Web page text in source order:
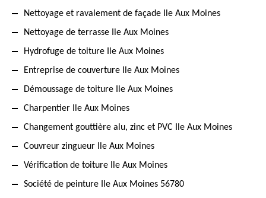
Nettoyage et ravalement de façade Ile Aux Moines
Nettoyage de terrasse Ile Aux Moines
Hydrofuge de toiture Ile Aux Moines
Entreprise de couverture Ile Aux Moines
Démoussage de toiture Ile Aux Moines
Charpentier Ile Aux Moines
Changement gouttière alu, zinc et PVC Ile Aux Moines
Couvreur zingueur Ile Aux Moines
Vérification de toiture Ile Aux Moines
Société de peinture Ile Aux Moines 56780